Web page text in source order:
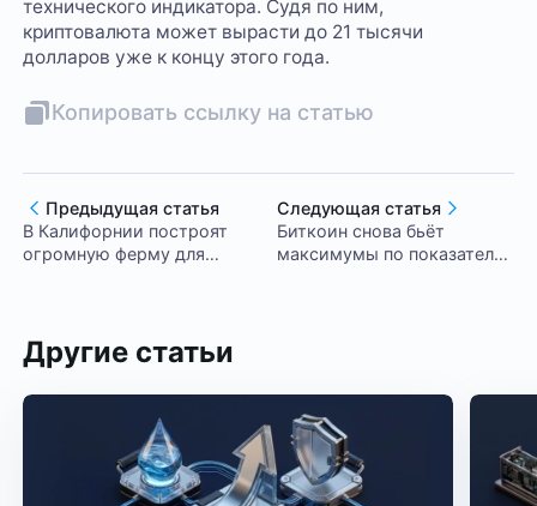
технического индикатора. Судя по ним,
криптовалюта может вырасти до 21 тысячи
долларов уже к концу этого года.
Копировать ссылку на статью
Предыдущая статья
В Калифорнии построят
огромную ферму для
Следующая статья
Биткоин снова бьёт
максимумы по показателю
Другие статьи